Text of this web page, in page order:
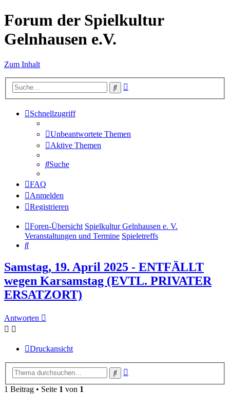
Forum der Spielkultur
Gelnhausen e.V.
Zum Inhalt
Suche
Schnellzugriff
Unbeantwortete Themen
Aktive Themen
Suche
FAQ
Anmelden
Registrieren
Foren-Übersicht Spielkultur Gelnhausen e. V.
Veranstaltungen und Termine Spieletreffs
Suche
Samstag, 19. April 2025 - ENTFÄLLT
wegen Karsamstag (EVTL. PRIVATER
ERSATZORT)
Antworten
Druckansicht
Suche
1 Beitrag • Seite 1 von 1